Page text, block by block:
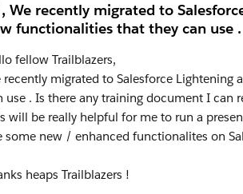
We recently migrated to
functionalities that they can use
fellow Trailblazers,
recently migrated to Salesforce
use . Is there any training document I can
will be really helpful for me to run a
some new / enhanced functionalites on
heaps Trailblazers !